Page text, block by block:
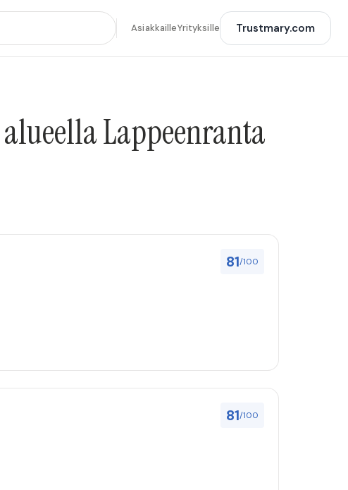
AsiakkailleYrityksille Trustmary.com
Lappeenranta
81/100
81/100